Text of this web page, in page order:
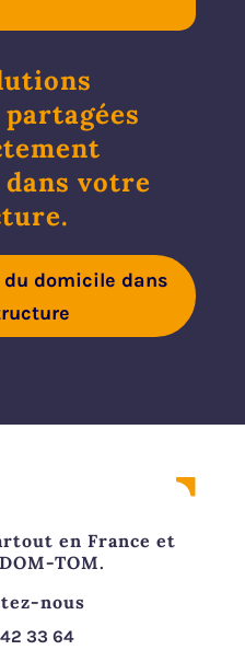
votre
domicile dans
en France et
TOM.
nous
33 64